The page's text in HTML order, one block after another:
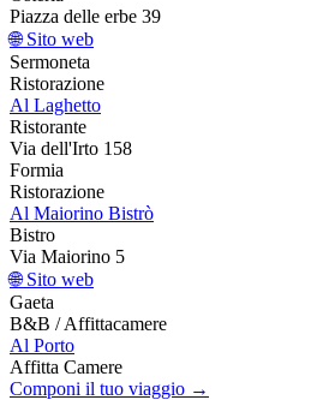
Piazza delle erbe 39
🌐 Sito web
Sermoneta
Ristorazione
Al Laghetto
Ristorante
Via dell'Irto 158
Formia
Ristorazione
Al Maiorino Bistrò
Bistro
Via Maiorino 5
🌐 Sito web
Gaeta
B&B / Affittacamere
Al Porto
Affitta Camere
Componi il tuo viaggio →